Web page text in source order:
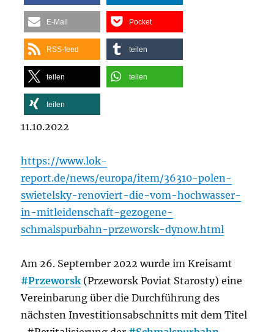
E-Mail Pocket
RSS-feed teilen
teilen teilen
teilen
11.10.2022
https://www.lok-
report.de/news/europa/item/36310-polen-
swietelsky-renoviert-die-vom-hochwasser-
in-mitleidenschaft-gezogene-
schmalspurbahn-przeworsk-dynow.html
Am 26. September 2022 wurde im Kreisamt
#Przeworsk(Przeworsk Poviat Starosty) eine
Vereinbarung über die Durchführung des
nächsten Investitionsabschnitts mit dem Titel